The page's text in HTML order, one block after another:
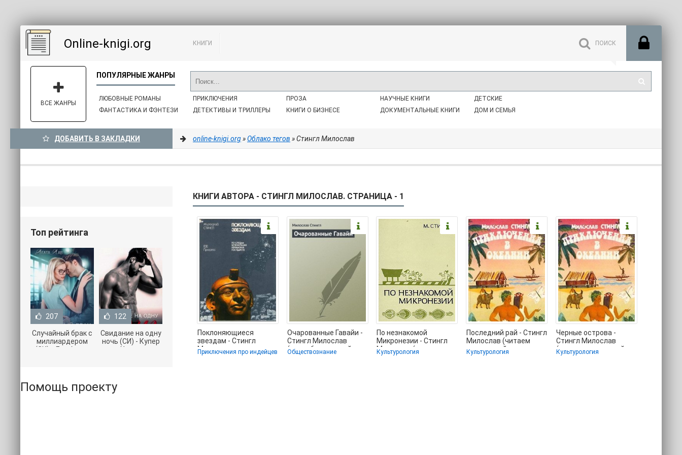
Online-knigi.org КНИГИ
ЛЮБОВНЫЕ РОМАНЫ
ФАНТАСТИКА И ФЭНТЕЗИ
ПРИКЛЮЧЕНИЯ
ДЕТЕКТИВЫ И ТРИЛЛЕРЫ
ПРОЗА
КНИГИ О БИЗНЕСЕ
НАУЧНЫЕ КНИГИ
ДОКУМЕНТАЛЬНЫЕ КНИГИ
ДЕТСКИЕ
ДОМ И СЕМЬЯ
ВСЕ ЖАНРЫ
ДОБАВИТЬ В ЗАКЛАДКИ online-knigi.org»Облако тегов » Стингл Милослав
КНИГИ АВТОРА - СТИНГЛ МИЛОСЛАВ. СТРАНИЦА - 1
Поклоняющиеся
звездам - Стингл
Милослав
(электронные книги
Приключения про индейцев
Очарованные Гавайи -
Стингл Милослав
(книга бесплатный
формат .txt) 📗
Обществознание
По незнакомой
Микронезии - Стингл
Милослав (читать
книги полностью без
Культурология
Последний рай - Стингл
Милослав (читаем
книги онлайн
бесплатно без
Культурология
Черные острова -
Стингл Милослав
(читать книгу онлайн
бесплатно полностью
Культурология
Топ рейтинга
207
Случайный брак с
миллиардером
(СИ) - Лав Агата
122
Свидание на одну
ночь (СИ) - Купер
Хелен
Помощь проекту